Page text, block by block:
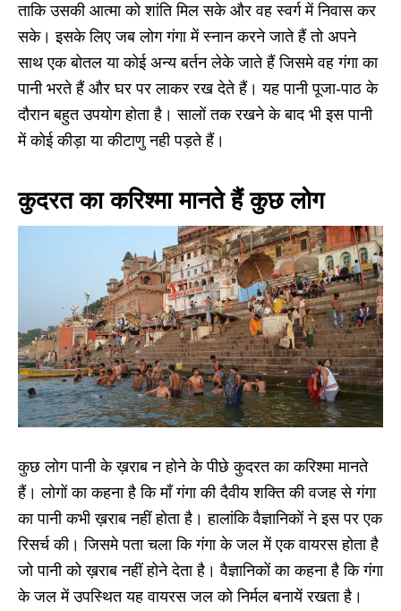
ताकि उसकी आत्मा को शांति मिल सके और वह स्वर्ग में निवास कर
सके। इसके लिए जब लोग गंगा में स्नान करने जाते हैं तो अपने
साथ एक बोतल या कोई अन्य बर्तन लेके जाते हैं जिसमे वह गंगा का
पानी भरते हैं और घर पर लाकर रख देते हैं। यह पानी पूजा-पाठ के
दौरान बहुत उपयोग होता है। सालों तक रखने के बाद भी इस पानी
में कोई कीड़ा या कीटाणु नही पड़ते हैं।
कुदरत का करिश्मा मानते हैं कुछ लोग
कुछ लोग पानी के ख़राब न होने के पीछे कुदरत का करिश्मा मानते
हैं। लोगों का कहना है कि माँ गंगा की दैवीय शक्ति की वजह से गंगा
का पानी कभी ख़राब नहीं होता है। हालांकि वैज्ञानिकों ने इस पर एक
रिसर्च की। जिसमे पता चला कि गंगा के जल में एक वायरस होता है
जो पानी को ख़राब नहीं होने देता है। वैज्ञानिकों का कहना है कि गंगा
के जल में उपस्थित यह वायरस जल को निर्मल बनायें रखता है।